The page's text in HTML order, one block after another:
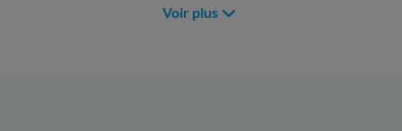
Voir plus